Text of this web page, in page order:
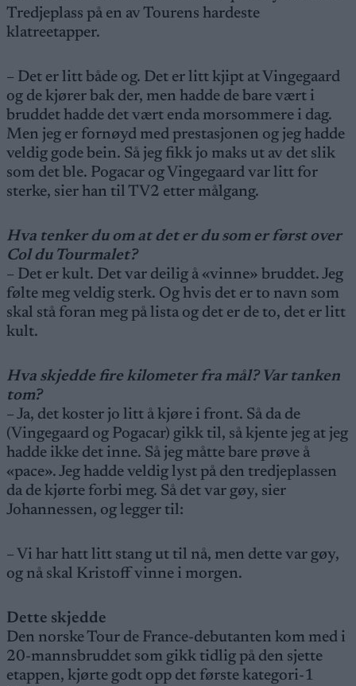
Tredjeplass på en av Tourens hardeste
klatreetapper.
– Det er litt både og. Det er litt kjipt at Vingegaard
og de kjører bak der, men hadde de bare vært i
bruddet hadde det vært enda morsommere i dag.
Men jeg er fornøyd med prestasjonen og jeg hadde
veldig gode bein. Så jeg fikk jo maks ut av det slik
som det ble. Pogacar og Vingegaard var litt for
sterke, sier han til TV2 etter målgang.
Hva tenker du om at det er du som er først over
Col du Tourmalet?
– Det er kult. Det var deilig å «vinne» bruddet. Jeg
følte meg veldig sterk. Og hvis det er to navn som
skal stå foran meg på lista og det er de to, det er litt
kult.
Hva skjedde fire kilometer fra mål? Var tanken
tom?
– Ja, det koster jo litt å kjøre i front. Så da de
(Vingegaard og Pogacar) gikk til, så kjente jeg at jeg
hadde ikke det inne. Så jeg måtte bare prøve å
«pace». Jeg hadde veldig lyst på den tredjeplassen
da de kjørte forbi meg. Så det var gøy, sier
Johannessen, og legger til:
– Vi har hatt litt stang ut til nå, men dette var gøy,
og nå skal Kristoff vinne i morgen.
Dette skjedde
Den norske Tour de France-debutanten kom med i
20-mannsbruddet som gikk tidlig på den sjette
etappen, kjørte godt opp det første kategori-1